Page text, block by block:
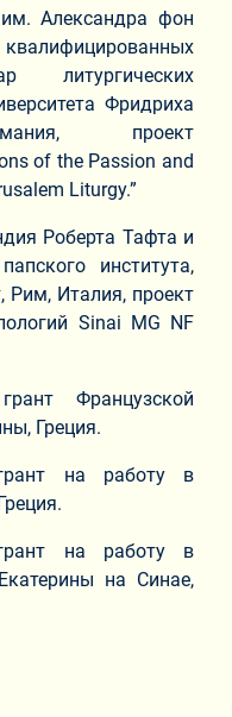
Александра фон
литургических
Фридриха
проект
of the Passion and
Liturgy.”
Роберта Тафта и
института,
Рим, Италия, проект
Sinai MG NF
Французской
Греция.
на работу в
на работу в
на Синае,